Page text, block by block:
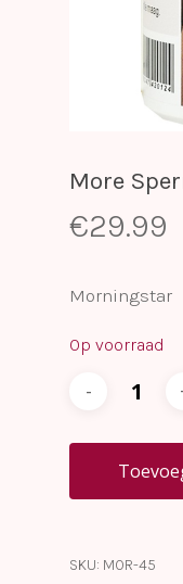
More
€29.99
Morningstar
Op voorraad
SKU: MOR-45